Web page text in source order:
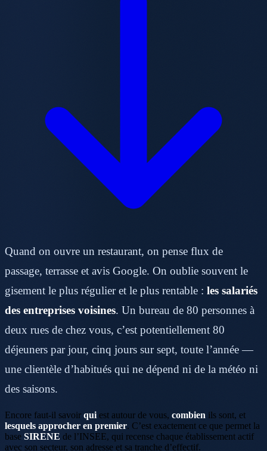
Quand on ouvre un restaurant, on pense flux de
passage, terrasse et avis Google. On oublie souvent le
gisement le plus régulier et le plus rentable : les salariés
des entreprises voisines. Un bureau de 80 personnes à
deux rues de chez vous, c’est potentiellement 80
déjeuners par jour, cinq jours sur sept, toute l’année —
une clientèle d’habitués qui ne dépend ni de la météo ni
des saisons.
Encore faut-il savoir qui est autour de vous, combien ils sont, et
lesquels approcher en premier. C’est exactement ce que permet la
base SIRENE de l’INSEE, qui recense chaque établissement actif
avec son secteur, son adresse et sa tranche d’effectif.